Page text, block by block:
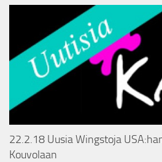
22.2.18 Uusia Wingstoja
Kouvolaan